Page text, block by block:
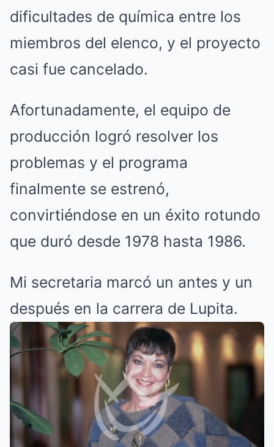
dificultades de química entre los
miembros del elenco, y el proyecto
casi fue cancelado.
Afortunadamente, el equipo de
producción logró resolver los
problemas y el programa
finalmente se estrenó,
convirtiéndose en un éxito rotundo
que duró desde 1978 hasta 1986.
Mi secretaria marcó un antes y un
después en la carrera de Lupita.